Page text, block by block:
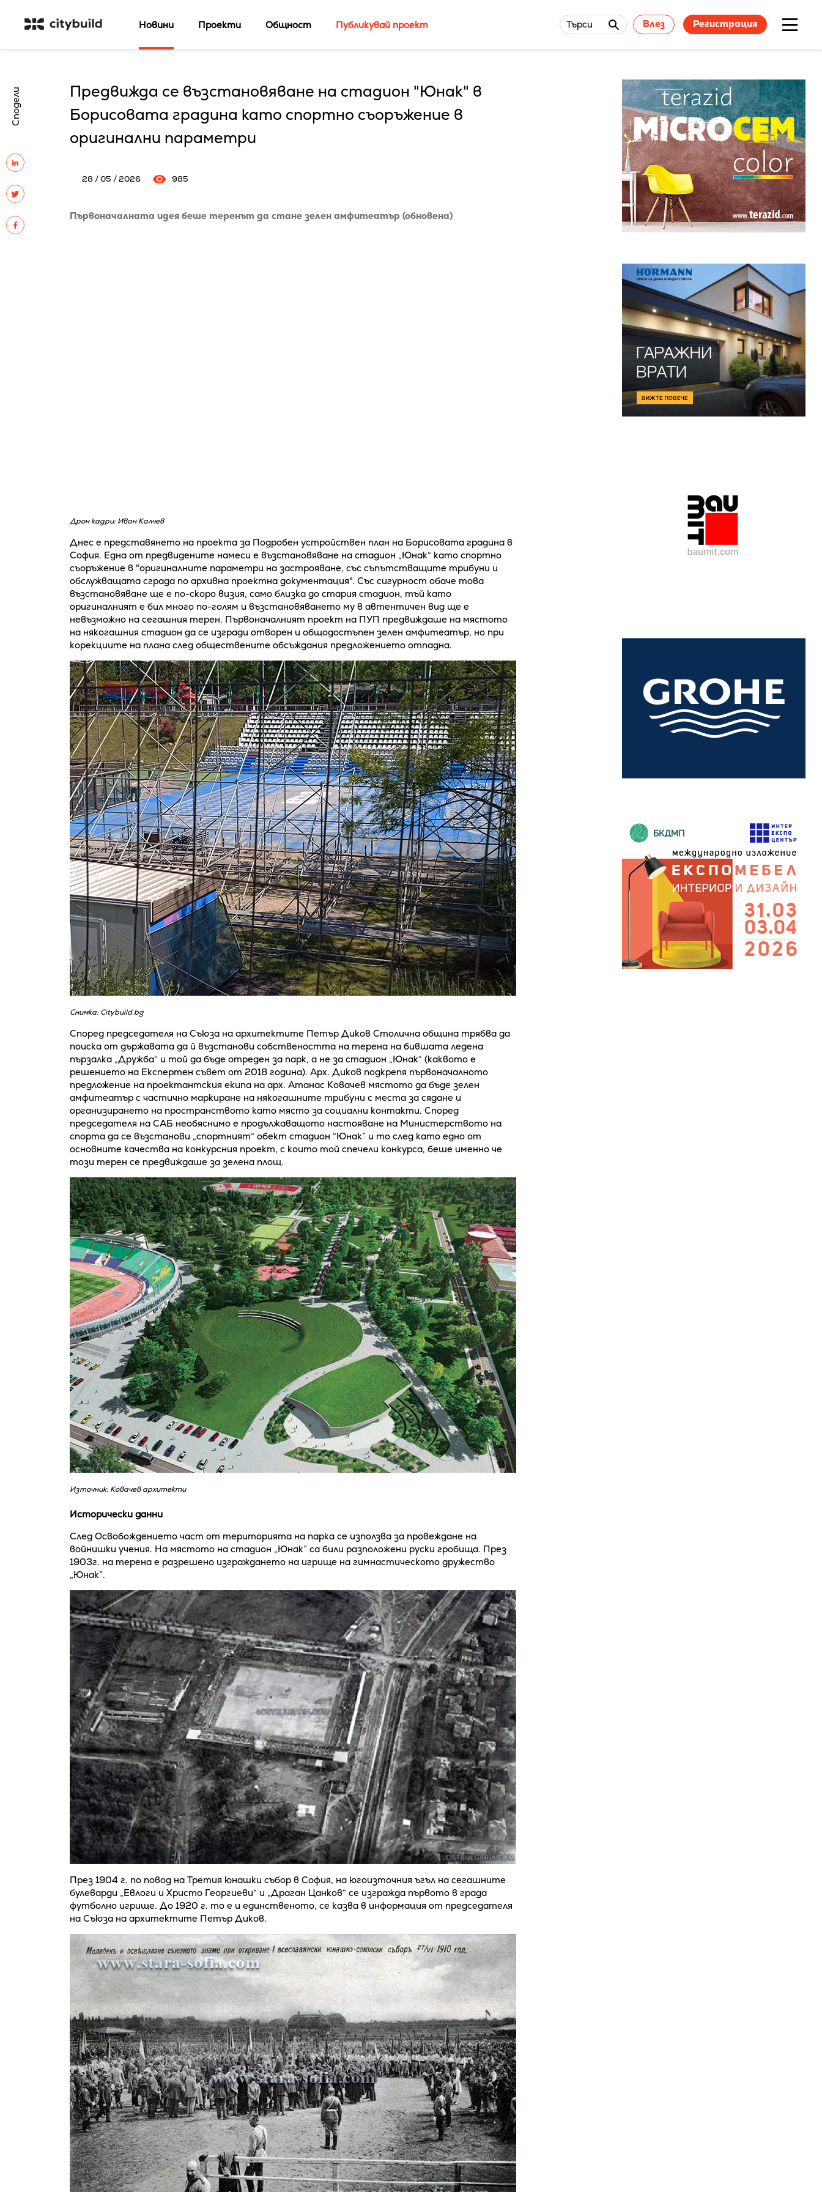
Новини Проекти Общност Публикувай проект Търси Влез Регистрация
Сподели
Предвижда се възстановяване на стадион "Юнак" в
Борисовата градина като спортно съоръжение в
оригинални параметри
28 / 05 / 2026 985
Първоначалната идея беше теренът да стане зелен амфитеатър (обновена)
Дрон кадри: Иван Калчев
Днес е представянето на проекта за Подробен устройствен план на Борисовата градина в
София. Една от предвидените намеси е възстановяване на стадион „Юнак“ като спортно
съоръжение в "оригиналните параметри на застрояване, със съпътстващите трибуни и
обслужващата сграда по архивна проектна документация". Със сигурност обаче това
възстановяване ще е по-скоро визия, само близка до стария стадион, тъй като
оригиналният е бил много по-голям и възстановяването му в автентичен вид ще е
невъзможно на сегашния терен. Първоначалният проект на ПУП предвиждаше на мястото
на някогашния стадион да се изгради отворен и общодостъпен зелен амфитеатър, но при
корекциите на плана след обществените обсъждания предложението отпадна.
Снимка: Citybuild.bg
Според председателя на Съюза на архитектите Петър Диков Столична община трябва да
поиска от държавата да й възстанови собствеността на терена на бившата ледена
пързалка „Дружба“ и той да бъде отреден за парк, а не за стадион „Юнак“ (каквото е
решението на Експертен съвет от 2018 година). Арх. Диков подкрепя първоначалното
предложение на проектантския екипа на арх. Атанас Ковачев мястото да бъде зелен
амфитеатър с частично маркиране на някогашните трибуни с места за сядане и
организирането на пространството като място за социални контакти. Според
председателя на САБ необяснимо е продължаващото настояване на Министерството на
спорта да се възстанови „спортният“ обект стадион “Юнак” и то след като едно от
основните качества на конкурсния проект, с които той спечели конкурса, беше именно че
този терен се предвиждаше за зелена площ.
Източник: Ковачев архитекти
Исторически данни
След Освобождението част от територията на парка се използва за провеждане на
войнишки учения. На мястото на стадион „Юнак” са били разположени руски гробища. През
1903г. на терена е разрешено изграждането на игрище на гимнастическото дружество
„Юнак”.
През 1904 г. по повод на Третия юнашки събор в София, на югоизточния ъгъл на сегашните
булеварди „Евлоги и Христо Георгиеви“ и „Драган Цанков“ се изгражда първото в града
футболно игрище. До 1920 г. то е и единственото, се казва в информация от председателя
на Съюза на архитектите Петър Диков.